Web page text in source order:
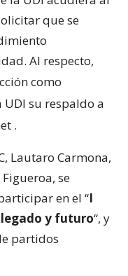
que se
Al respecto,
como
UDI su respaldo a
.
Lautaro Carmona,
se
en el “I
y futuro“, y
partidos